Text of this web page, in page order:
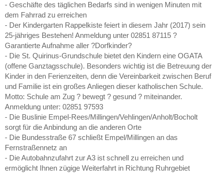
- Geschäfte des täglichen Bedarfs sind in wenigen Minuten mit
dem Fahrrad zu erreichen
- Der Kindergarten Rappelkiste feiert in diesem Jahr (2017) sein
25-jähriges Bestehen! Anmeldung unter 02851 87115 ?
Garantierte Aufnahme aller ?Dorfkinder?
- Die St. Quirinus-Grundschule bietet den Kindern eine OGATA
(offene Ganztagsschule). Besonders wichtig ist die Betreuung der
Kinder in den Ferienzeiten, denn die Vereinbarkeit zwischen Beruf
und Familie ist ein großes Anliegen dieser katholischen Schule.
Motto: Schule am Zug ? bewegt ? gesund ? miteinander.
Anmeldung unter: 02851 97593
- Die Buslinie Empel-Rees/Millingen/Vehlingen/Anholt/Bocholt
sorgt für die Anbindung an die anderen Orte
- Die Bundesstraße 67 schließt Empel/Millingen an das
Fernstraßennetz an
- Die Autobahnzufahrt zur A3 ist schnell zu erreichen und
ermöglicht Ihnen zügige Weiterfahrt in Richtung Ruhrgebiet